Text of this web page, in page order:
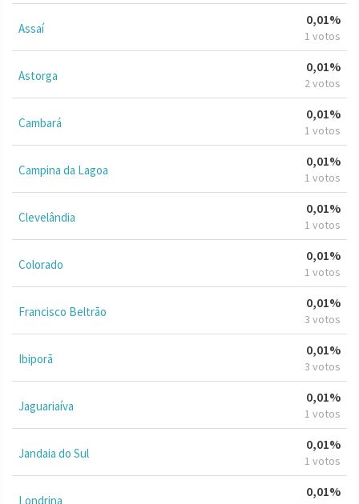
Assaí
0,01%
1 votos
Astorga
0,01%
2 votos
Cambará
0,01%
1 votos
Campina da Lagoa
0,01%
1 votos
Clevelândia
0,01%
1 votos
Colorado
0,01%
1 votos
Francisco Beltrão
0,01%
3 votos
Ibiporã
0,01%
3 votos
Jaguariaíva
0,01%
1 votos
Jandaia do Sul
0,01%
1 votos
Londrina
0,01%